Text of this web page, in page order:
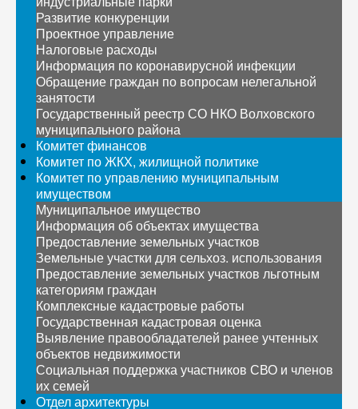
Развитие конкуренции
Проектное управление
Налоговые расходы
Информация по коронавирусной инфекции
Обращение граждан по вопросам нелегальной
занятости
Государственный реестр СО НКО Волховского
муниципального района
Комитет финансов
Комитет по ЖКХ, жилищной политике
Комитет по управлению муниципальным
имуществом
Муниципальное имущество
Информация об объектах имущества
Предоставление земельных участков
Земельные участки для сельхоз. использования
Предоставление земельных участков льготным
категориям граждан
Комплексные кадастровые работы
Государственная кадастровая оценка
Выявление правообладателей ранее учтенных
объектов недвижимости
Социальная поддержка участников СВО и членов
их семей
Отдел архитектуры